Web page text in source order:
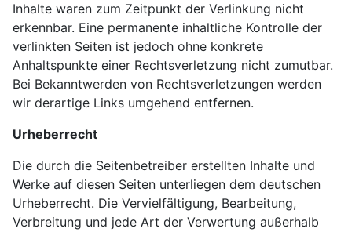
Inhalte waren zum Zeitpunkt der Verlinkung nicht
erkennbar. Eine permanente inhaltliche Kontrolle der
verlinkten Seiten ist jedoch ohne konkrete
Anhaltspunkte einer Rechtsverletzung nicht zumutbar.
Bei Bekanntwerden von Rechtsverletzungen werden
wir derartige Links umgehend entfernen.
Urheberrecht
Die durch die Seitenbetreiber erstellten Inhalte und
Werke auf diesen Seiten unterliegen dem deutschen
Urheberrecht. Die Vervielfältigung, Bearbeitung,
Verbreitung und jede Art der Verwertung außerhalb